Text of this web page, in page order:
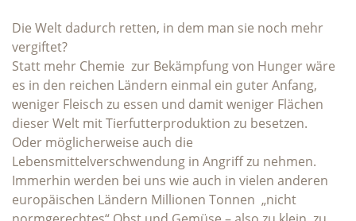
Die Welt dadurch retten, in dem man sie noch mehr
vergiftet?
Statt mehr Chemie zur Bekämpfung von Hunger wäre
es in den reichen Ländern einmal ein guter Anfang,
weniger Fleisch zu essen und damit weniger Flächen
dieser Welt mit Tierfutterproduktion zu besetzen.
Oder möglicherweise auch die
Lebensmittelverschwendung in Angriff zu nehmen.
Immerhin werden bei uns wie auch in vielen anderen
europäischen Ländern Millionen Tonnen „nicht